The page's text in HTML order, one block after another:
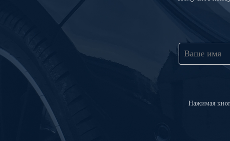
Нажимая